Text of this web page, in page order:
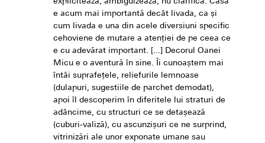
e acum mai importantă decât livada, ca și
cum livada e una din acele diversiuni specific
cehoviene de mutare a atenției de pe ceea ce
e cu adevărat important. [...] Decorul Oanei
Micu e o aventură în sine. Îi cunoaștem mai
întâi suprafețele, reliefurile lemnoase
(dulapuri, sugestiile de parchet demodat),
apoi îl descoperim în diferitele lui straturi de
adâncime, cu structuri ce se detașează
(cuburi-valiză), cu ascunzișuri ce ne surprind,
vitrinizări ale unor exponate umane sau